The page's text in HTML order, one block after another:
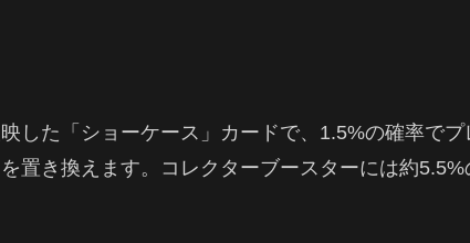
した「ショーケース」カードで、1.5%の確率でプ
置き換えます。コレクターブースターには約5.5%